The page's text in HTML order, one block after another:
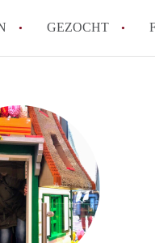
GEZOCHT
How to translate
Wat is AppartementDelft?
Hoeveel kost het om te
Wat is de privacyverklaring van
Berekent AppartementDelft
Alle veelgestelde vragen